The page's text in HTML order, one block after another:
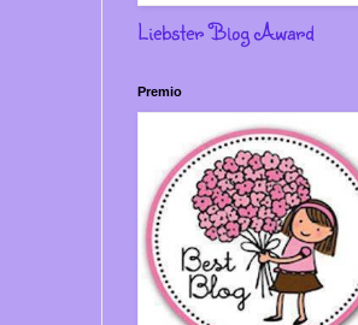
Liebster Blog Award
Premio